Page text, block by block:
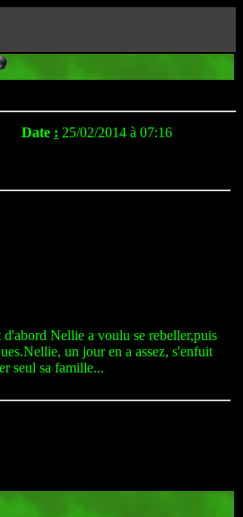
Date : 25/02/2014 à 07:16
Nellie a voulu se rebeller,puis
un jour en a assez, s'enfuit
seul sa famille...